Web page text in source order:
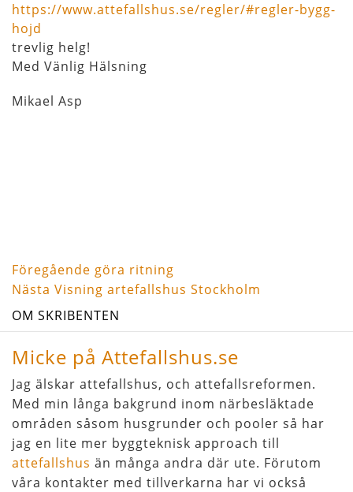
https://www.attefallshus.se/regler/#regler-bygg-
hojd
trevlig helg!
Med Vänlig Hälsning
Mikael Asp
Inläggsnavigering
Föregående
inlägg
Föregående göra ritning
Nästa
inlägg
Nästa Visning artefallshus Stockholm
OM SKRIBENTEN
Micke på Attefallshus.se
Jag älskar attefallshus, och attefallsreformen.
Med min långa bakgrund inom närbesläktade
områden såsom husgrunder och pooler så har
jag en lite mer byggteknisk approach till
attefallshus än många andra där ute. Förutom
våra kontakter med tillverkarna har vi också